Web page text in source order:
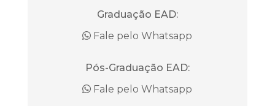
Graduação EAD:
Fale pelo Whatsapp
Pós-Graduação EAD:
Fale pelo Whatsapp